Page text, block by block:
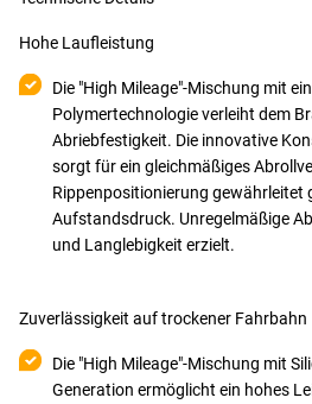
Hohe Laufleistung
Die "High Mileage"-Mischung mit
Polymertechnologie verleiht dem
Abriebfestigkeit. Die innovative
sorgt für ein gleichmäßiges
Rippenpositionierung gewährleitet
Aufstandsdruck. Unregelmäßige
und Langlebigkeit erzielt.
Zuverlässigkeit auf trockener Fahrbahn
Die "High Mileage"-Mischung mit
Generation ermöglicht ein hohes